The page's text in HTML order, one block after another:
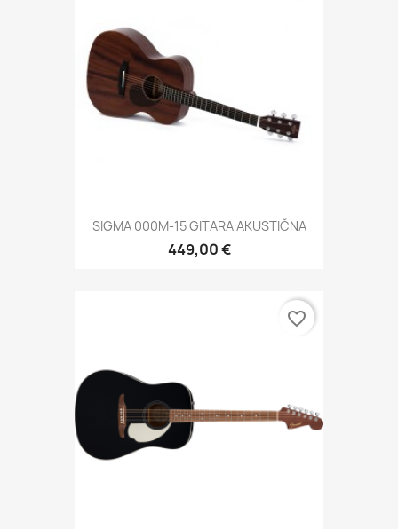
SIGMA 000M-15 GITARA AKUSTIČNA
449,00 €
favorite_border